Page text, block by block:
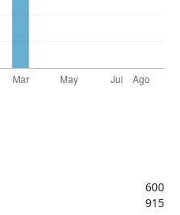
600
915